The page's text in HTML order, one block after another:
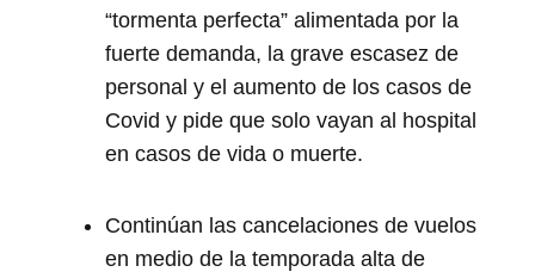
“tormenta perfecta” alimentada por la
fuerte demanda, la grave escasez de
personal y el aumento de los casos de
Covid y pide que solo vayan al hospital
en casos de vida o muerte.
Continúan las cancelaciones de vuelos
en medio de la temporada alta de